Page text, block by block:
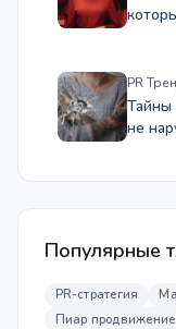
PR
Тайны
не
Популярные
PR-стратегия
Пиар продвижение